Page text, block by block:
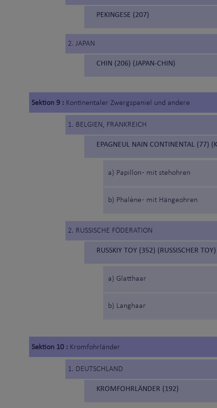
PEKINGESE (207)
2. JAPAN
CHIN (206) (JAPAN-CHIN)
Sektion 9 : Kontinentaler Zwergspaniel und andere
1. BELGIEN, FRANKREICH
EPAGNEUL NAIN CONTINENTAL (77)
a) Papillon - mit stehohren
b) Phalène - mit Hängeohren
2. RUSSISCHE FÖDERATION
RUSSKIY TOY (352) (RUSSISCHER TOY)
a) Glatthaar
b) Langhaar
Sektion 10 : Kromfohrländer
1. DEUTSCHLAND
KROMFOHRLÄNDER (192)